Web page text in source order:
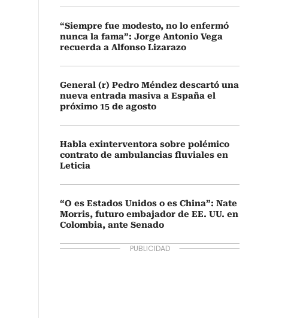
“Siempre fue modesto, no lo enfermó
nunca la fama”: Jorge Antonio Vega
recuerda a Alfonso Lizarazo
General (r) Pedro Méndez descartó una
nueva entrada masiva a España el
próximo 15 de agosto
Habla exinterventora sobre polémico
contrato de ambulancias fluviales en
Leticia
“O es Estados Unidos o es China”: Nate
Morris, futuro embajador de EE. UU. en
Colombia, ante Senado